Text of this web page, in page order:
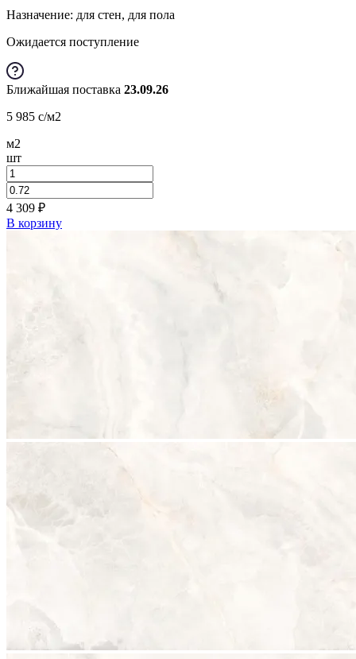
Назначение: для стен, для пола
Ожидается поступление
Ближайшая поставка 23.09.26
5 985 c/м2
м2
шт
4 309 ₽
В корзину